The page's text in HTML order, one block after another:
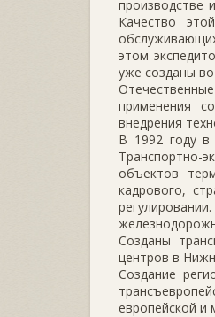
производстве
Качество
этом
уже созданы
применения
внедрения
В 1992 году в
объектов
кадрового,
Созданы
центров в
Создание
европейской и